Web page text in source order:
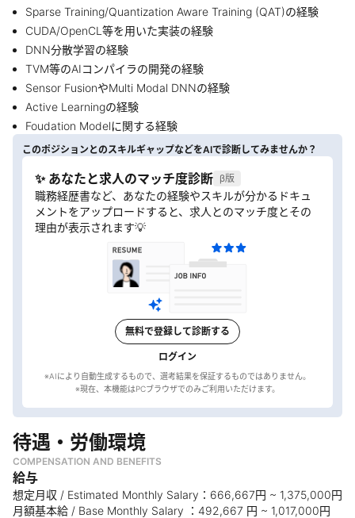
Sparse Training/Quantization Aware Training (QAT)の経験
CUDA/OpenCL等を用いた実装の経験
DNN分散学習の経験
TVM等のAIコンパイラの開発の経験
Sensor FusionやMulti Modal DNNの経験
Active Learningの経験
Foudation Modelに関する経験
このポジションとのスキルギャップなどをAIで診断してみませんか？
✨ あなたと求人のマッチ度診断 β版
職務経歴書など、あなたの経験やスキルが分かるドキュ
メントをアップロードすると、求人とのマッチ度とその
理由が表示されます💡
無料で登録して診断する
ログイン
※AIにより自動生成するもので、選考結果を保証するものではありません。
待遇・労働環境
COMPENSATION AND BENEFITS
給与
想定月収 / Estimated Monthly Salary：666,667円 ~ 1,375,000円
月額基本給 / Base Monthly Salary ：492,667 円 ~ 1,017,000円